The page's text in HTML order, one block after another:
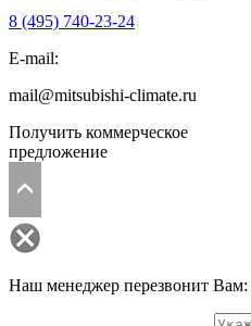
8 (495) 740-23-24
E-mail:
mail@mitsubishi-climate.ru
Получить коммерческое
предложение
Наш менеджер перезвонит Вам: